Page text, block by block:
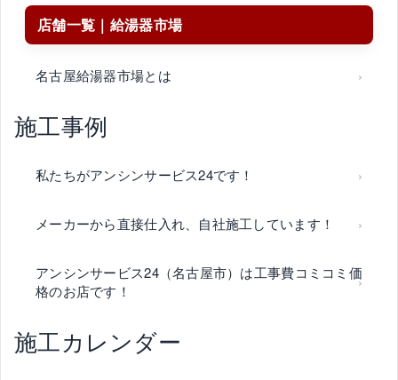
店舗一覧｜給湯器市場
名古屋給湯器市場とは
施工事例
私たちがアンシンサービス24です！
メーカーから直接仕入れ、自社施工しています！
アンシンサービス24（名古屋市）は工事費コミコミ価
格のお店です！
施工カレンダー